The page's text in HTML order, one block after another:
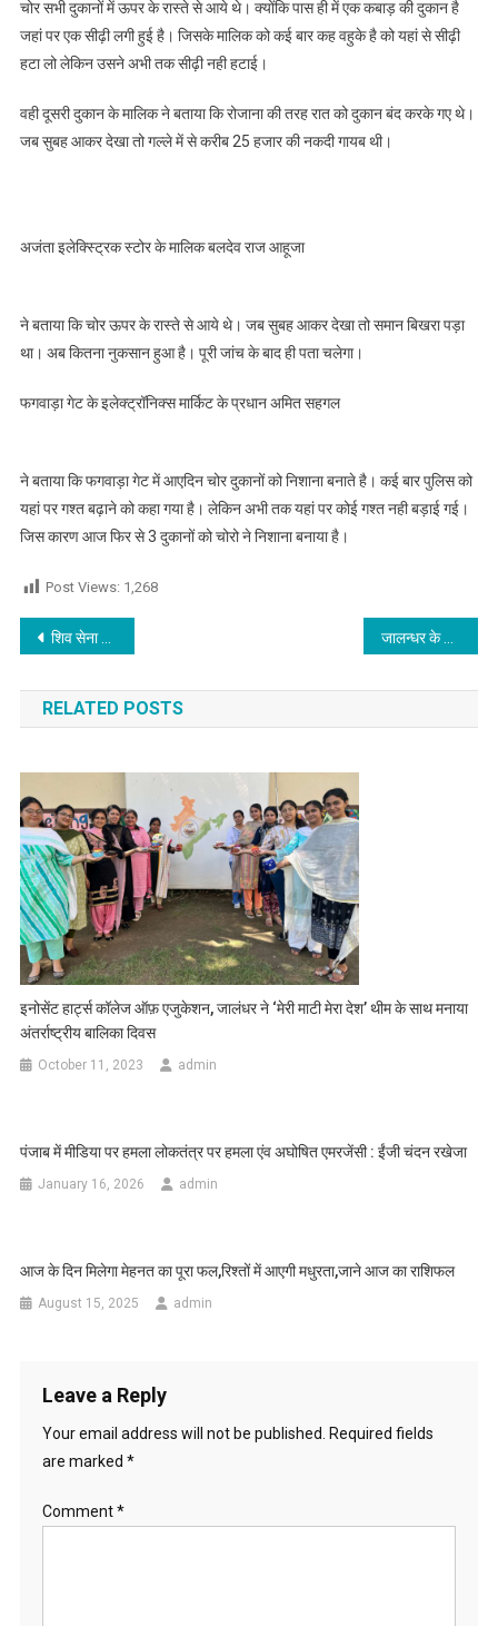
चोर सभी दुकानों में ऊपर के रास्ते से आये थे। क्योंकि पास ही में एक कबाड़ की दुकान है
जहां पर एक सीढ़ी लगी हुई है। जिसके मालिक को कई बार कह वहुके है को यहां से सीढ़ी
हटा लो लेकिन उसने अभी तक सीढ़ी नही हटाई।
वही दूसरी दुकान के मालिक ने बताया कि रोजाना की तरह रात को दुकान बंद करके गए थे।
जब सुबह आकर देखा तो गल्ले में से करीब 25 हजार की नकदी गायब थी।
अजंता इलेक्स्ट्रिक स्टोर के मालिक बलदेव राज आहूजा
ने बताया कि चोर ऊपर के रास्ते से आये थे। जब सुबह आकर देखा तो समान बिखरा पड़ा
था। अब कितना नुकसान हुआ है। पूरी जांच के बाद ही पता चलेगा।
फगवाड़ा गेट के इलेक्ट्रॉनिक्स मार्किट के प्रधान अमित सहगल
ने बताया कि फगवाड़ा गेट में आएदिन चोर दुकानों को निशाना बनाते है। कई बार पुलिस को
यहां पर गश्त बढ़ाने को कहा गया है। लेकिन अभी तक यहां पर कोई गश्त नही बड़ाई गई।
जिस कारण आज फिर से 3 दुकानों को चोरो ने निशाना बनाया है।
Post Views: 1,268
Post navigation
शिव सेना नेता सूरी को दी श्रद्धांजलि,शिव सेना समाजवादी ने निकाला केंडल मार्च जालन्धर के NIT में छात्र ने की आत्महत्या
RELATED POSTS
इनोसेंट हार्ट्स कॉलेज ऑफ़ एजुकेशन, जालंधर ने ‘मेरी माटी मेरा देश’ थीम के साथ मनाया
अंतर्राष्ट्रीय बालिका दिवस
October 11, 2023 admin
पंजाब में मीडिया पर हमला लोकतंत्र पर हमला एंव अघोषित एमरजेंसी : ईंजी चंदन रखेजा
January 16, 2026 admin
आज के दिन मिलेगा मेहनत का पूरा फल,रिश्तों में आएगी मधुरता,जाने आज का राशिफल
August 15, 2025 admin
Leave a Reply
Your email address will not be published.
Required fields
are marked *
Comment*